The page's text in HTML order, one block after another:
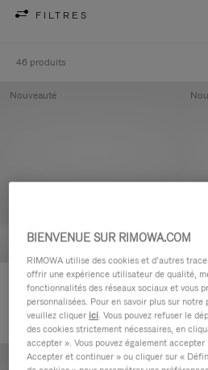
FILTRES
46 produits
Groove - Cuir Pochette zippée
420,00 €
Nouveauté
Nouveauté
BIENVENUE SUR RIMOWA.COM
RIMOWA utilise des cookies et d’autres
offrir une expérience utilisateur de qualité,
fonctionnalités des réseaux sociaux et vous
personnalisées. Pour en savoir plus sur
veuillez cliquer ici. Vous pouvez refuser le
des cookies strictement nécessaires, en
accepter ». Vous pouvez également
Accepter et continuer » ou cliquer sur «